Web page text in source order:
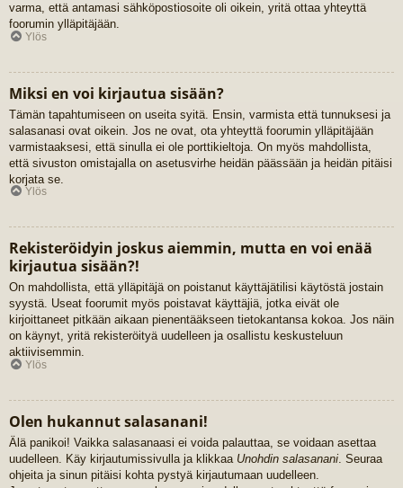
varma, että antamasi sähköpostiosoite oli oikein, yritä ottaa yhteyttä
foorumin ylläpitäjään.
Ylös
Miksi en voi kirjautua sisään?
Tämän tapahtumiseen on useita syitä. Ensin, varmista että tunnuksesi ja
salasanasi ovat oikein. Jos ne ovat, ota yhteyttä foorumin ylläpitäjään
varmistaaksesi, että sinulla ei ole porttikieltoja. On myös mahdollista,
että sivuston omistajalla on asetusvirhe heidän päässään ja heidän pitäisi
korjata se.
Ylös
Rekisteröidyin joskus aiemmin, mutta en voi enää
kirjautua sisään?!
On mahdollista, että ylläpitäjä on poistanut käyttäjätilisi käytöstä jostain
syystä. Useat foorumit myös poistavat käyttäjiä, jotka eivät ole
kirjoittaneet pitkään aikaan pienentääkseen tietokantansa kokoa. Jos näin
on käynyt, yritä rekisteröityä uudelleen ja osallistu keskusteluun
aktiivisemmin.
Ylös
Olen hukannut salasanani!
Älä panikoi! Vaikka salasanaasi ei voida palauttaa, se voidaan asettaa
uudelleen. Käy kirjautumissivulla ja klikkaa Unohdin salasanani . Seuraa
ohjeita ja sinun pitäisi kohta pystyä kirjautumaan uudelleen.